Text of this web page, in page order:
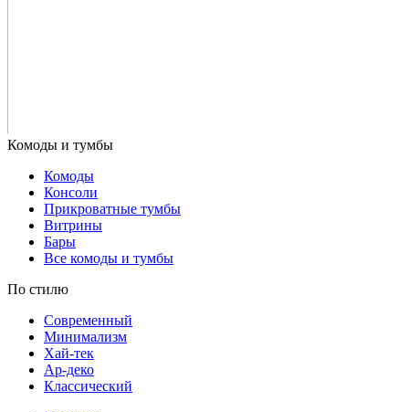
Комоды
Консоли
Прикроватные тумбы
Витрины
Бары